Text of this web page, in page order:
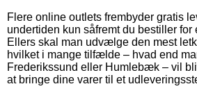
Flere online outlets frembyder gratis
undertiden kun såfremt du bestiller for
Ellers skal man udvælge den mest
hvilket i mange tilfælde – hvad end
Frederikssund eller Humlebæk – vil
at bringe dine varer til et